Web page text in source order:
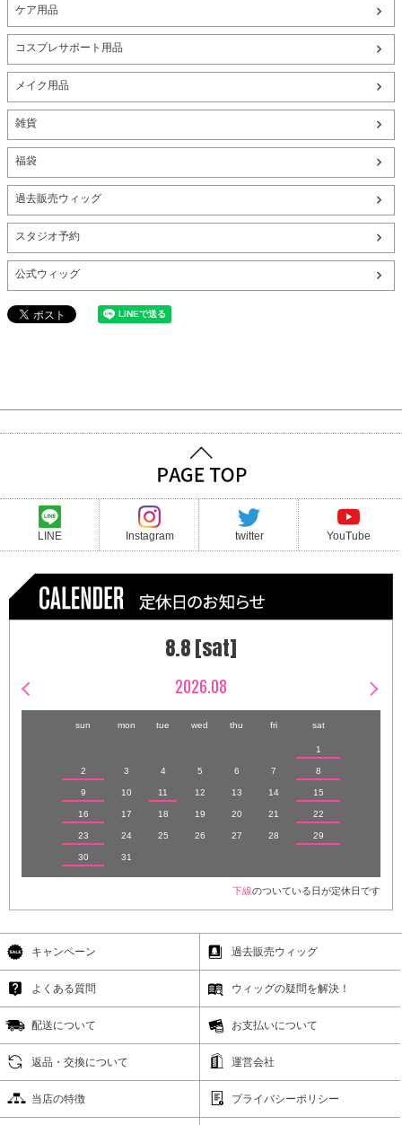
ケア用品
コスプレサポート用品
メイク用品
雑貨
福袋
過去販売ウィッグ
スタジオ予約
公式ウィッグ
LINE Instagram twitter YouTube
8.8 [sat]
2026.08
sun mon tue wed thu fri sat
1
2 3 4 5 6 7 8
9 10 11 12 13 14 15
16 17 18 19 20 21 22
23 24 25 26 27 28 29
30 31
下線のついている日が定休日です
キャンペーン 過去販売ウィッグ
よくある質問 ウィッグの疑問を解決！
配送について お支払いについて
返品・交換について 運営会社
当店の特徴 プライバシーポリシー